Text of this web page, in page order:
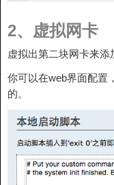
2、虚拟网卡
虚拟出第二块网卡来添
你可以在web界面配置
的。